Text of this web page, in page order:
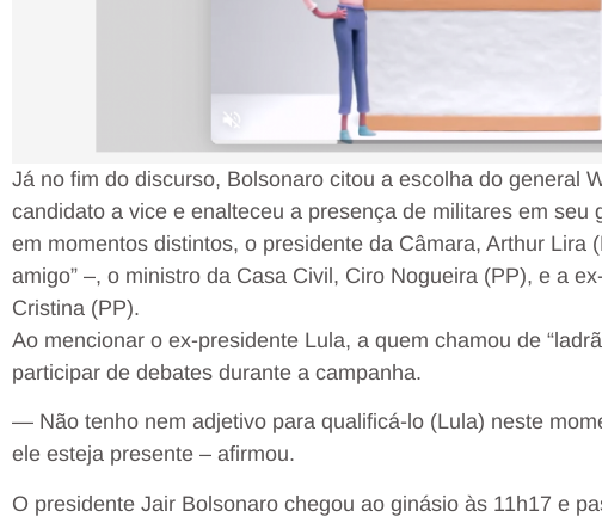
Já no fim do discurso, Bolsonaro citou a escolha do general
candidato a vice e enalteceu a presença de militares em seu
em momentos distintos, o presidente da Câmara, Arthur
amigo” –, o ministro da Casa Civil, Ciro Nogueira (PP), e a
Cristina (PP).
Ao mencionar o ex-presidente Lula, a quem chamou de
participar de debates durante a campanha.
— Não tenho nem adjetivo para qualificá-lo (Lula) neste
ele esteja presente – afirmou.
O presidente Jair Bolsonaro chegou ao ginásio às 11h17 e